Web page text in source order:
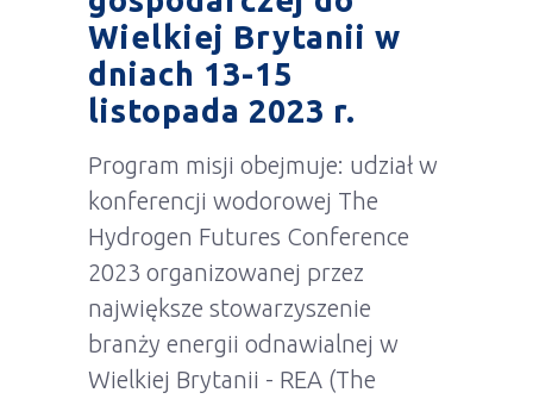
Wielkiej Brytanii w
dniach 13-15
listopada 2023 r.
Program misji obejmuje: udział w
konferencji wodorowej The
Hydrogen Futures Conference
2023 organizowanej przez
największe stowarzyszenie
branży energii odnawialnej w
Wielkiej Brytanii - REA (The